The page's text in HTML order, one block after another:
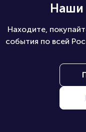
Наши
Находите,
события по всей